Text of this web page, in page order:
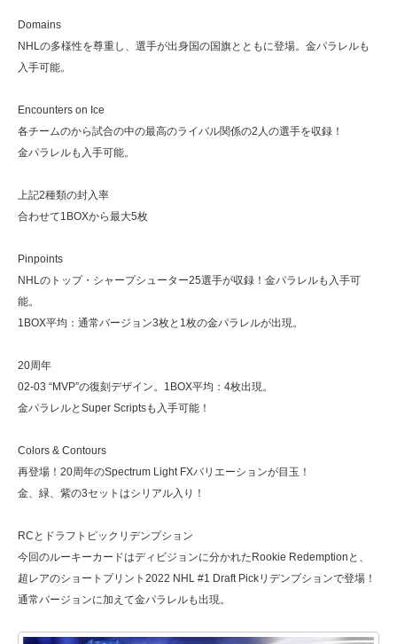
Domains
NHLの多様性を尊重し、選手が出身国の国旗とともに登場。金パラレルも
入手可能。
Encounters on Ice
各チームのから試合の中の最高のライバル関係の2人の選手を収録！
金パラレルも入手可能。
上記2種類の封入率
合わせて1BOXから最大5枚
Pinpoints
NHLのトップ・シャープシューター25選手が収録！金パラレルも入手可
能。
1BOX平均：通常バージョン3枚と1枚の金パラレルが出現。
20周年
02-03 “MVP”の復刻デザイン。1BOX平均：4枚出現。
金パラレルとSuper Scriptsも入手可能！
Colors & Contours
再登場！20周年のSpectrum Light FXバリエーションが目玉！
金、緑、紫の3セットはシリアル入り！
RCとドラフトピックリデンプション
今回のルーキーカードはディビジョンに分かれたRookie Redemptionと、
超レアのショートプリント2022 NHL #1 Draft Pickリデンプションで登場！
通常バージョンに加えて金パラレルも出現。